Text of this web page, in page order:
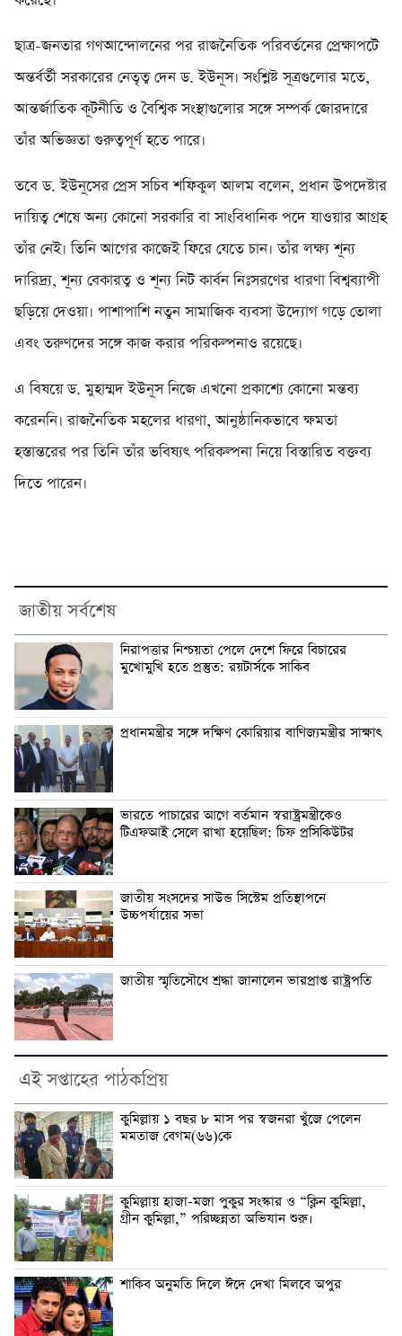
ছাত্র-জনতার গণআন্দোলনের পর রাজনৈতিক পরিবর্তনের প্রেক্ষাপটে
অন্তর্বর্তী সরকারের নেতৃত্ব দেন ড. ইউনূস। সংশ্লিষ্ট সূত্রগুলোর মতে,
আন্তর্জাতিক কূটনীতি ও বৈশ্বিক সংস্থাগুলোর সঙ্গে সম্পর্ক জোরদারে
তাঁর অভিজ্ঞতা গুরুত্বপূর্ণ হতে পারে।
তবে ড. ইউনূসের প্রেস সচিব শফিকুল আলম বলেন, প্রধান উপদেষ্টার
দায়িত্ব শেষে অন্য কোনো সরকারি বা সাংবিধানিক পদে যাওয়ার আগ্রহ
তাঁর নেই। তিনি আগের কাজেই ফিরে যেতে চান। তাঁর লক্ষ্য শূন্য
দারিদ্র্য, শূন্য বেকারত্ব ও শূন্য নিট কার্বন নিঃসরণের ধারণা বিশ্বব্যাপী
ছড়িয়ে দেওয়া। পাশাপাশি নতুন সামাজিক ব্যবসা উদ্যোগ গড়ে তোলা
এবং তরুণদের সঙ্গে কাজ করার পরিকল্পনাও রয়েছে।
এ বিষয়ে ড. মুহাম্মদ ইউনূস নিজে এখনো প্রকাশ্যে কোনো মন্তব্য
করেননি। রাজনৈতিক মহলের ধারণা, আনুষ্ঠানিকভাবে ক্ষমতা
হস্তান্তরের পর তিনি তাঁর ভবিষ্যৎ পরিকল্পনা নিয়ে বিস্তারিত বক্তব্য
দিতে পারেন।
জাতীয় সর্বশেষ
নিরাপত্তার নিশ্চয়তা পেলে দেশে ফিরে বিচারের
মুখোমুখি হতে প্রস্তুত: রয়টার্সকে সাকিব
প্রধানমন্ত্রীর সঙ্গে দক্ষিণ কোরিয়ার বাণিজ্যমন্ত্রীর সাক্ষাৎ
ভারতে পাচারের আগে বর্তমান স্বরাষ্ট্রমন্ত্রীকেও
টিএফআই সেলে রাখা হয়েছিল: চিফ প্রসিকিউটর
জাতীয় সংসদের সাউন্ড সিস্টেম প্রতিস্থাপনে
উচ্চপর্যায়ের সভা
জাতীয় স্মৃতিসৌধে শ্রদ্ধা জানালেন ভারপ্রাপ্ত রাষ্ট্রপতি
এই সপ্তাহের পাঠকপ্রিয়
কুমিল্লায় ১ বছর ৮ মাস পর স্বজনরা খুঁজে পেলেন
মমতাজ বেগম(৬৬)কে
কুমিল্লায় হাজা-মজা পুকুর সংস্কার ও “ক্লিন কুমিল্লা,
গ্রীন কুমিল্লা,” পরিচ্ছন্নতা অভিযান শুরু।
শাকিব অনুমতি দিলে ঈদে দেখা মিলবে অপুর